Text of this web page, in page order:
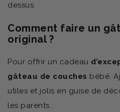
dessus.
Comment faire un
original ?
Pour offrir un cadeau
gâteau de couches bébé.
utiles et jolis en guise de
les parents :